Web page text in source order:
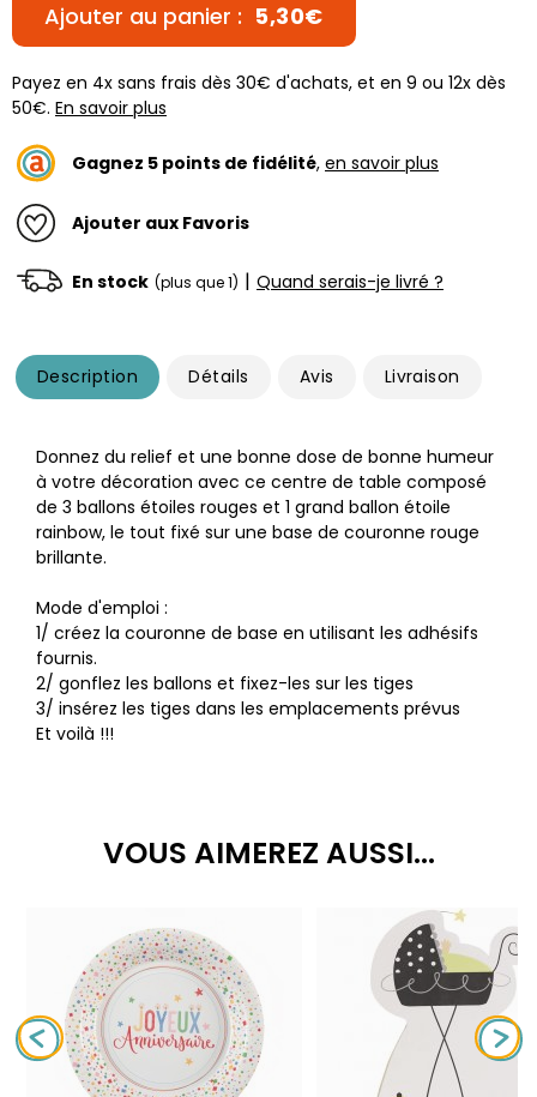
Ajouter au panier : 5,30€
Payez en 4x sans frais dès 30€ d'achats, et en 9 ou 12x dès
50€. En savoir plus
Gagnez 5 points de fidélité, en savoir plus
Ajouter aux Favoris
En stock (plus que 1) | Quand serais-je livré ?
Description Détails Avis Livraison
Donnez du relief et une bonne dose de bonne humeur
à votre décoration avec ce centre de table composé
de 3 ballons étoiles rouges et 1 grand ballon étoile
rainbow, le tout fixé sur une base de couronne rouge
brillante.
Mode d'emploi :
1/ créez la couronne de base en utilisant les adhésifs
fournis.
2/ gonflez les ballons et fixez-les sur les tiges
3/ insérez les tiges dans les emplacements prévus
Et voilà !!!
VOUS AIMEREZ AUSSI...